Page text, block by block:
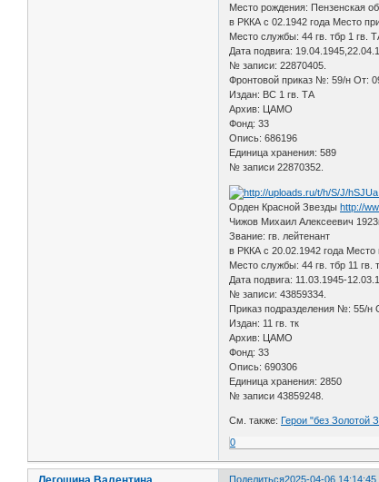
Место рождения: Пензенская
в РККА с 02.1942 года Место
Место службы: 44 гв. тбр 1 гв.
Дата подвига:
№ записи: 22870405.
Фронтовой приказ №: 59/н От:
Издан: ВС 1 гв. ТА
Архив: ЦАМО
Фонд: 33
Опись: 686196
Единица хранения: 589
№ записи 22870352.
Орден Красной Звездыhttp://
Чижов Михаил Алексеевич
Звание: гв. лейтенант
в РККА с 20.02.1942 года
Место службы: 44 гв. тбр 11 гв.
Дата подвига: 11.03.1945-
№ записи: 43859334.
Приказ подразделения №: 55/н
Издан: 11 гв. тк
Архив: ЦАМО
Фонд: 33
Опись: 690306
Единица хранения: 2850
№ записи 43859248.
См. также: Герои "без Золотой
0
Поделиться2025-04-06 14:14:45